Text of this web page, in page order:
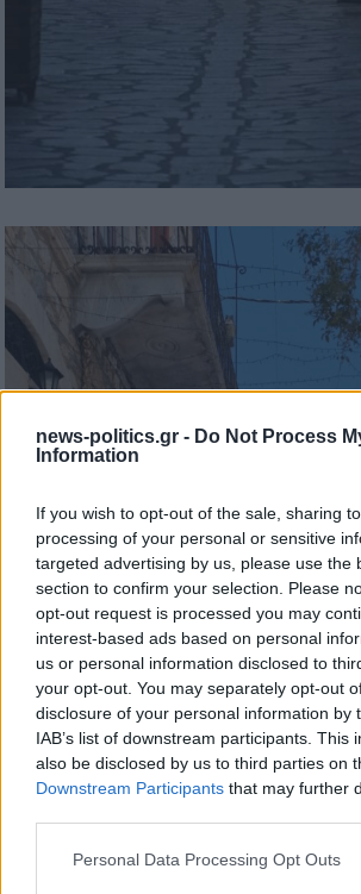
news-politics.gr - Do Not Process
Information
If you wish to opt-out of the sale, sharing
processing of your personal or sensitive
targeted advertising by us, please use the
section to confirm your selection. Please
opt-out request is processed you may
interest-based ads based on personal
us or personal information disclosed to
your opt-out. You may separately opt-out
disclosure of your personal information by
IAB’s list of downstream participants. This
also be disclosed by us to third parties on
Downstream Participants that may further
Personal Data Processing Opt Outs